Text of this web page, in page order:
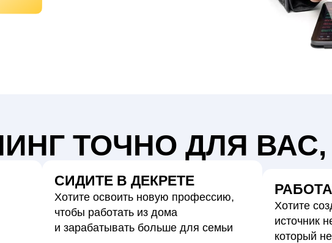
ТОЧНО ДЛЯ
СИДИТЕ В ДЕКРЕТЕ
Хотите освоить новую профессию,
чтобы работать из дома
и зарабатывать больше для семьи
Хотите
источник
который